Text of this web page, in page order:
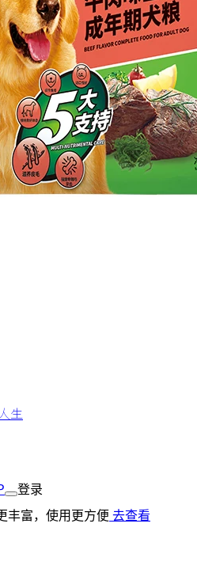
生
登录
丰富，使用更方便 去查看